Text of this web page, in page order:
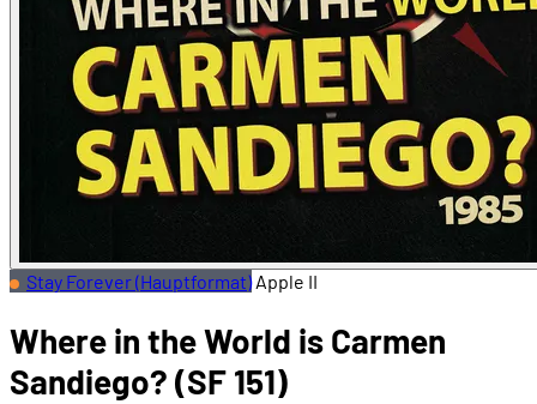
Stay Forever (Hauptformat) Apple II
Where in the World is Carmen
Sandiego? (SF 151)